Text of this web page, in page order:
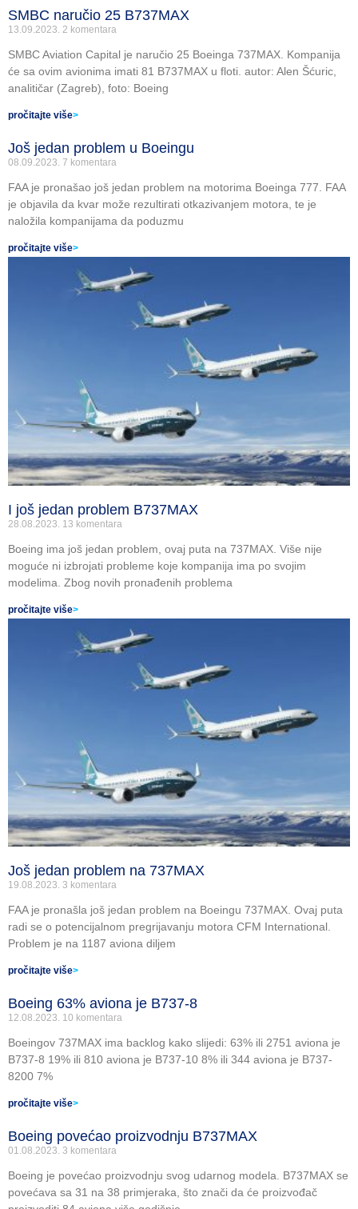
SMBC naručio 25 B737MAX
13.09.2023. 2 komentara
SMBC Aviation Capital je naručio 25 Boeinga 737MAX. Kompanija
će sa ovim avionima imati 81 B737MAX u floti. autor: Alen Šćuric,
analitičar (Zagreb), foto: Boeing
pročitajte više>
Još jedan problem u Boeingu
08.09.2023. 7 komentara
FAA je pronašao još jedan problem na motorima Boeinga 777. FAA
je objavila da kvar može rezultirati otkazivanjem motora, te je
naložila kompanijama da poduzmu
pročitajte više>
I još jedan problem B737MAX
28.08.2023. 13 komentara
Boeing ima još jedan problem, ovaj puta na 737MAX. Više nije
moguće ni izbrojati probleme koje kompanija ima po svojim
modelima. Zbog novih pronađenih problema
pročitajte više>
Još jedan problem na 737MAX
19.08.2023. 3 komentara
FAA je pronašla još jedan problem na Boeingu 737MAX. Ovaj puta
radi se o potencijalnom pregrijavanju motora CFM International.
Problem je na 1187 aviona diljem
pročitajte više>
Boeing 63% aviona je B737-8
12.08.2023. 10 komentara
Boeingov 737MAX ima backlog kako slijedi: 63% ili 2751 aviona je
B737-8 19% ili 810 aviona je B737-10 8% ili 344 aviona je B737-
8200 7%
pročitajte više>
Boeing povećao proizvodnju B737MAX
01.08.2023. 3 komentara
Boeing je povećao proizvodnju svog udarnog modela. B737MAX se
povećava sa 31 na 38 primjeraka, što znači da će proizvođač